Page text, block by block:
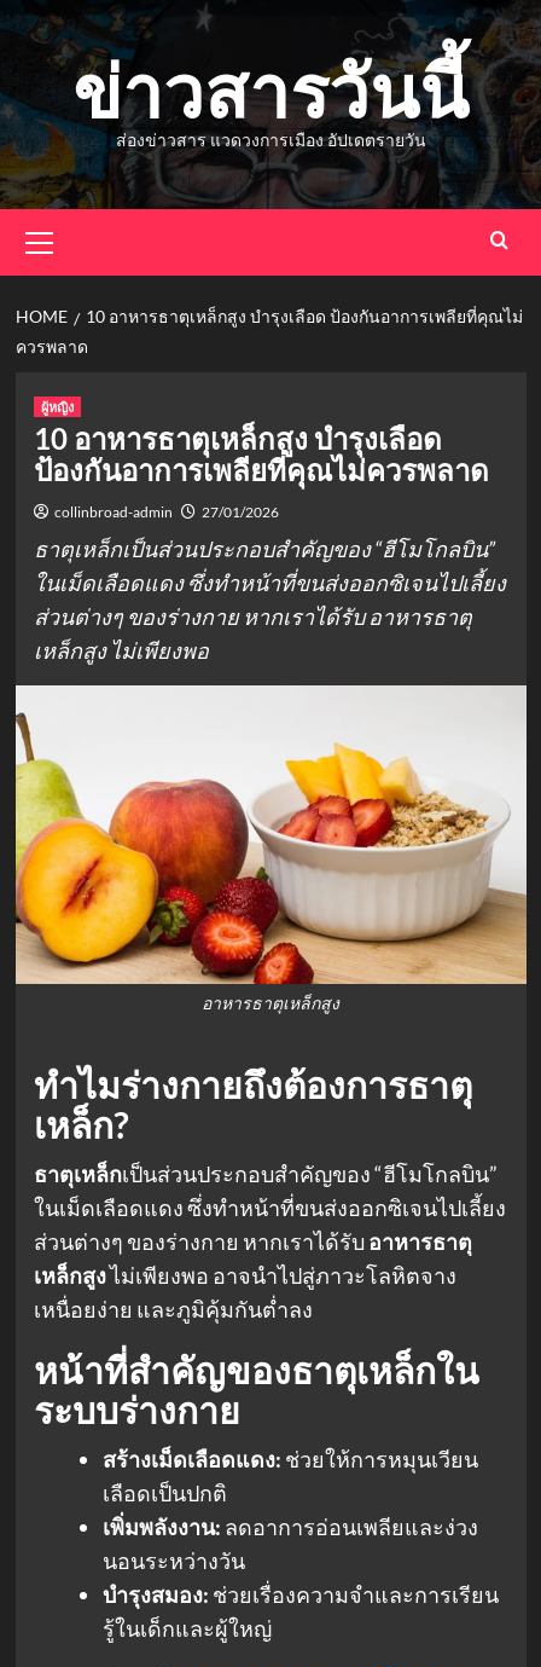
Skip
ข่าวสารวันนี้
ส่องข่าวสาร แวดวงการเมือง อัปเดตรายวัน
Menu
HOME
10 อาหารธาตุเหล็กสูง บำรุงเลือด ป้องกันอาการเพลียที่คุณไม่
ควรพลาด
ผู้หญิง
10 อาหารธาตุเหล็กสูง บำรุงเลือด
ป้องกันอาการเพลียที่คุณไม่ควรพลาด
collinbroad-admin 27/01/2026
ธาตุเหล็กเป็นส่วนประกอบสำคัญของ “ฮีโมโกลบิน”
ในเม็ดเลือดแดง ซึ่งทำหน้าที่ขนส่งออกซิเจนไปเลี้ยง
ส่วนต่างๆ ของร่างกาย หากเราได้รับ อาหารธาตุ
เหล็กสูง ไม่เพียงพอ
อาหารธาตุเหล็กสูง
ทำไมร่างกายถึงต้องการธาตุ
เหล็ก?
ธาตุเหล็กเป็นส่วนประกอบสำคัญของ “ฮีโมโกลบิน”
ในเม็ดเลือดแดง ซึ่งทำหน้าที่ขนส่งออกซิเจนไปเลี้ยง
ส่วนต่างๆ ของร่างกาย หากเราได้รับอาหารธาตุ
เหล็กสูงไม่เพียงพอ อาจนำไปสู่ภาวะโลหิตจาง
เหนื่อยง่าย และภูมิคุ้มกันต่ำลง
หน้าที่สำคัญของธาตุเหล็กใน
ระบบร่างกาย
สร้างเม็ดเลือดแดง: ช่วยให้การหมุนเวียน
เลือดเป็นปกติ
เพิ่มพลังงาน: ลดอาการอ่อนเพลียและง่วง
นอนระหว่างวัน
บำรุงสมอง: ช่วยเรื่องความจำและการเรียน
รู้ในเด็กและผู้ใหญ่